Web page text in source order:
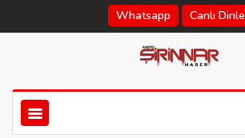
Whatsapp Canlı Dinle